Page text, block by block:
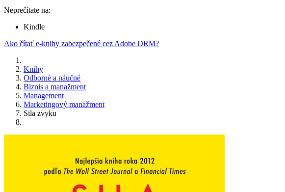
Neprečítate na:
Kindle
Ako čítať e-knihy zabezpečené cez Adobe DRM?
Knihy
Odborné a náučné
Biznis a manažment
Management
Marketingový manažment
Sila zvyku